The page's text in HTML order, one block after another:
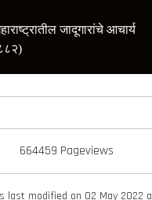
जादूगारांचे आचार्य
664459 Pageviews
last modified on 02 May 2022